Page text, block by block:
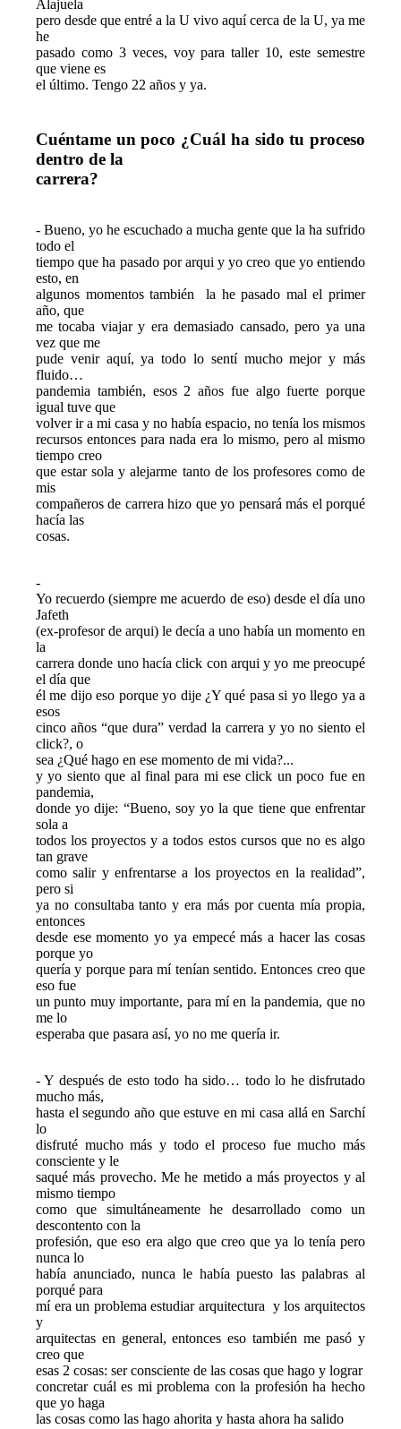
Alajuela
pero desde que entré a la U vivo aquí cerca de la U, ya me
he
pasado como 3 veces, voy para taller 10, este semestre
que viene es
el último. Tengo 22 años y ya.
Cuéntame un poco ¿Cuál ha sido tu proceso
dentro de la
carrera?
- Bueno, yo he escuchado a mucha gente que la ha sufrido
todo el
tiempo que ha pasado por arqui y yo creo que yo entiendo
esto, en
algunos momentos también  la he pasado mal el primer
año, que
me tocaba viajar y era demasiado cansado, pero ya una
vez que me
pude venir aquí, ya todo lo sentí mucho mejor y más
fluido…
pandemia también, esos 2 años fue algo fuerte porque
igual tuve que
volver ir a mi casa y no había espacio, no tenía los mismos
recursos entonces para nada era lo mismo, pero al mismo
tiempo creo
que estar sola y alejarme tanto de los profesores como de
mis
compañeros de carrera hizo que yo pensará más el porqué
hacía las
cosas.
-
Yo recuerdo (siempre me acuerdo de eso) desde el día uno
Jafeth
(ex-profesor de arqui) le decía a uno había un momento en
la
carrera donde uno hacía click con arqui y yo me preocupé
el día que
él me dijo eso porque yo dije ¿Y qué pasa si yo llego ya a
esos
cinco años “que dura” verdad la carrera y yo no siento el
click?, o
sea ¿Qué hago en ese momento de mi vida?...
y yo siento que al final para mi ese click un poco fue en
pandemia,
donde yo dije: “Bueno, soy yo la que tiene que enfrentar
sola a
todos los proyectos y a todos estos cursos que no es algo
tan grave
como salir y enfrentarse a los proyectos en la realidad”,
pero si
ya no consultaba tanto y era más por cuenta mía propia,
entonces
desde ese momento yo ya empecé más a hacer las cosas
porque yo
quería y porque para mí tenían sentido. Entonces creo que
eso fue
un punto muy importante, para mí en la pandemia, que no
me lo
esperaba que pasara así, yo no me quería ir.
- Y después de esto todo ha sido… todo lo he disfrutado
mucho más,
hasta el segundo año que estuve en mi casa allá en Sarchí
lo
disfruté mucho más y todo el proceso fue mucho más
consciente y le
saqué más provecho. Me he metido a más proyectos y al
mismo tiempo
como que simultáneamente he desarrollado como un
descontento con la
profesión, que eso era algo que creo que ya lo tenía pero
nunca lo
había anunciado, nunca le había puesto las palabras al
porqué para
mí era un problema estudiar arquitectura  y los arquitectos
y
arquitectas en general, entonces eso también me pasó y
creo que
esas 2 cosas: ser consciente de las cosas que hago y lograr
concretar cuál es mi problema con la profesión ha hecho
que yo haga
las cosas como las hago ahorita y hasta ahora ha salido